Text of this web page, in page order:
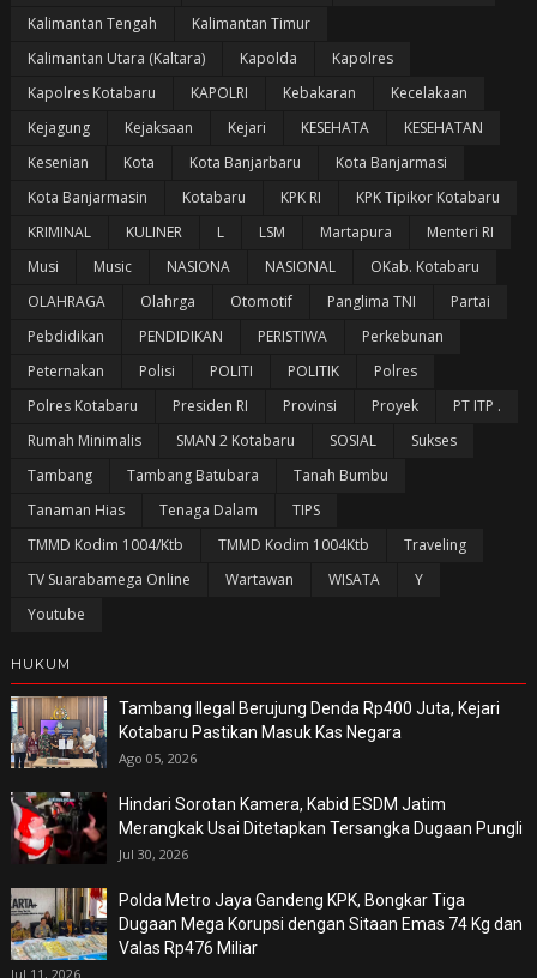
Kalimantan Tengah
Kalimantan Timur
Kalimantan Utara (Kaltara)
Kapolda
Kapolres
Kapolres Kotabaru
KAPOLRI Kebakaran
Kecelakaan
Kejagung
Kejaksaan Kejari KESEHATA
KESEHATAN
Kesenian
Kota Kota Banjarbaru
Kota Banjarmasi
Kota Banjarmasin
Kotabaru KPK RI
KPK Tipikor Kotabaru
KRIMINAL
KULINER L LSM Martapura
Menteri RI
Musi
Music NASIONA NASIONAL
OKab. Kotabaru
OLAHRAGA
Olahrga Otomotif Panglima TNI
Partai
Pebdidikan
PENDIDIKAN PERISTIWA
Perkebunan
Peternakan
Polisi POLITI POLITIK
Polres
Polres Kotabaru
Presiden RI Provinsi Proyek
PT ITP .
Rumah Minimalis
SMAN 2 Kotabaru SOSIAL
Sukses
Tambang
Tambang Batubara
Tanah Bumbu
Tanaman Hias
Tenaga Dalam
TIPS
TMMD Kodim 1004/Ktb
TMMD Kodim 1004Ktb
Traveling
TV Suarabamega Online
Wartawan WISATA
Y
Youtube
HUKUM
Tambang Ilegal Berujung Denda Rp400 Juta, Kejari
Kotabaru Pastikan Masuk Kas Negara
Ago 05, 2026
Hindari Sorotan Kamera, Kabid ESDM Jatim
Merangkak Usai Ditetapkan Tersangka Dugaan Pungli
Jul 30, 2026
Polda Metro Jaya Gandeng KPK, Bongkar Tiga
Dugaan Mega Korupsi dengan Sitaan Emas 74 Kg dan
Valas Rp476 Miliar
Jul 11, 2026